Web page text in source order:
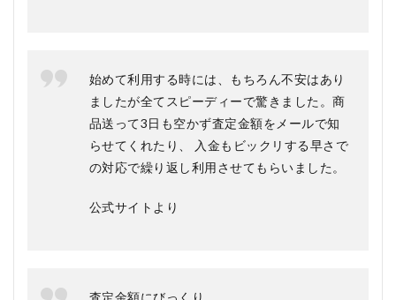
に
始めて利用する時には、もちろん不安はあり
ましたが全てスピーディーで驚きました。商
品送って3日も空かず査定金額をメールで知
らせてくれたり、 入金もビックリする早さで
の対応で繰り返し利用させてもらいました。
公式サイトより